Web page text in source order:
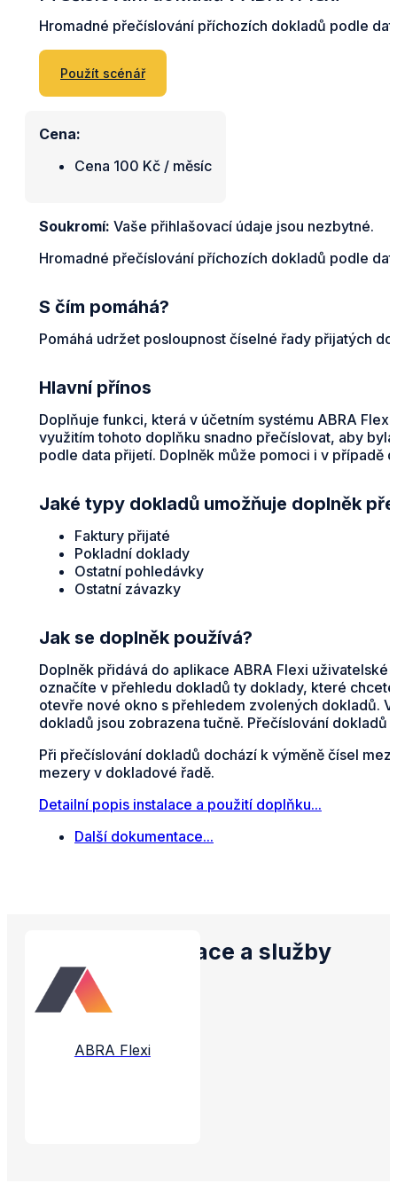
Hromadné přečíslování příchozích dokladů podle
Použít scénář
Cena:
Cena 100 Kč / měsíc
Soukromí: Vaše přihlašovací údaje jsou nezbytné.
Hromadné přečíslování příchozích dokladů podle
S čím pomáhá?
Pomáhá udržet posloupnost číselné řady přijatých
Hlavní přínos
Doplňuje funkci, která v účetním systému ABRA
využitím tohoto doplňku snadno přečíslovat, aby
podle data přijetí. Doplněk může pomoci i v případě
Jaké typy dokladů umožňuje doplněk
Faktury přijaté
Pokladní doklady
Ostatní pohledávky
Ostatní závazky
Jak se doplněk používá?
Doplněk přidává do aplikace ABRA Flexi uživatelské
označíte v přehledu dokladů ty doklady, které
otevře nové okno s přehledem zvolených dokladů.
dokladů jsou zobrazena tučně. Přečíslování dokladů
Při přečíslování dokladů dochází k výměně čísel
mezery v dokladové řadě.
Detailní popis instalace a použití doplňku...
Další dokumentace...
Propojené aplikace a služby
ABRA Flexi